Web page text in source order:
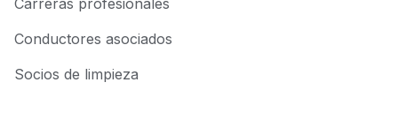
Carreras profesionales
Conductores asociados
Socios de limpieza